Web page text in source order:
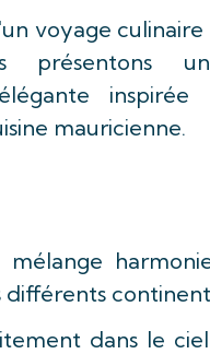
voyage culinaire
présentons
mauricienne.
dans le